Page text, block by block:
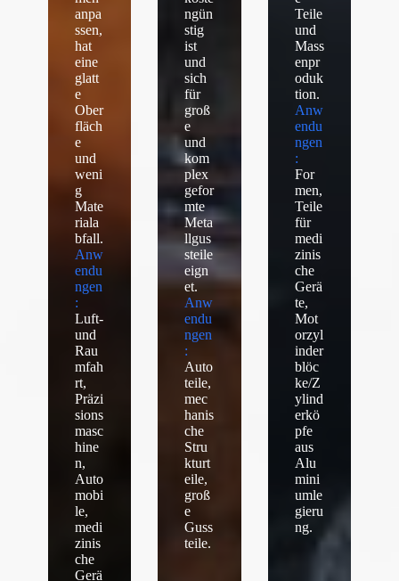
anpa
ssen,
hat
eine
glatt
e
Ober
fläch
e
und
weni
g
Mate
riala
bfall.
Anw
endu
ngen
:
Luft-
und
Rau
mfah
rt,
Präzi
sions
masc
hine
n,
Auto
mobi
le,
medi
zinis
che
Gerä
ngün
stig
ist
und
sich
für
groß
e
und
kom
plex
gefor
mte
Meta
llgus
steile
eign
et.
Anw
endu
ngen
:
Auto
teile,
mec
hanis
che
Stru
kturt
eile,
groß
e
Guss
teile.
Teile
und
Mass
enpr
oduk
tion.
Anw
endu
ngen
:
For
men,
Teile
für
medi
zinis
che
Gerä
te,
Mot
orzyl
inder
blöc
ke/Z
ylind
erkö
pfe
aus
Alu
mini
umle
gieru
ng.